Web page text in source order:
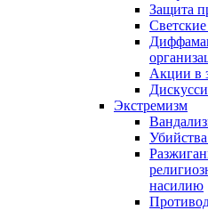
Защита
Акции в
Экстремизм
насилию